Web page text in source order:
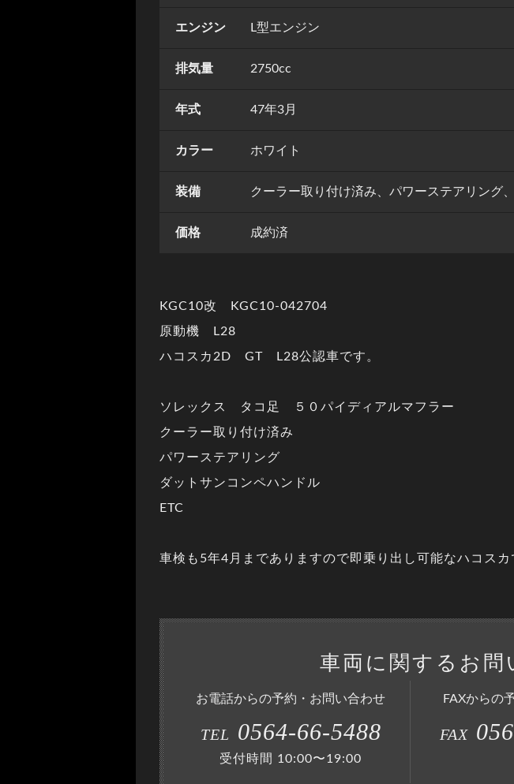
エンジン L型エンジン
排気量 2750cc
年式 47年3月
カラー ホワイト
装備 クーラー取り付け済み、パワーステアリング
価格 成約済
KGC10改 KGC10-042704
原動機 L28
ハコスカ2D GT L28公認車です。
ソレックス タコ足 ５０パイディアルマフラー
クーラー取り付け済み
パワーステアリング
ダットサンコンペハンドル
ETC
車検も5年4月までありますので即乗り出し可能なハコスカ
車両に関する お問
お電話からの予約・お問い合わせ
TEL 0564-66-5488
受付時間 10:00〜19:00
FAXからの
FAX